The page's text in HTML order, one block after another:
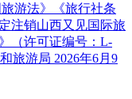
旅游法》《旅行社条
注销山西又见国际旅
（许可证编号：L-
旅游局 2026年6月9